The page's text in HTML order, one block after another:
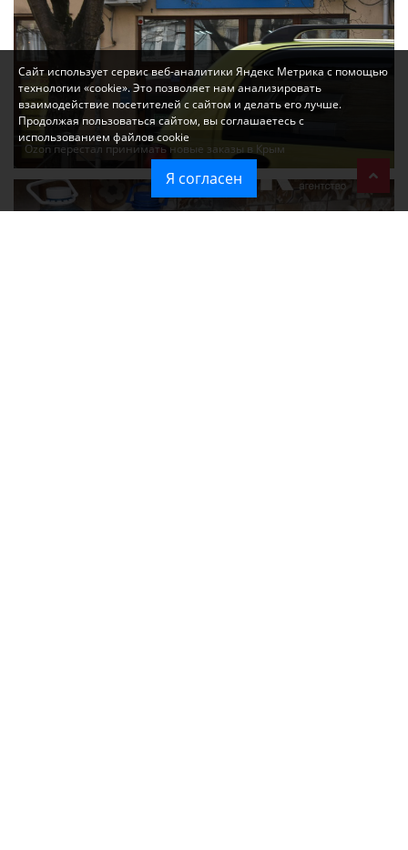
Ozon перестал принимать новые заказы в Крым
Сайт использует сервис веб-аналитики Яндекс Метрика с помощью
технологии «cookie». Это позволяет нам анализировать
взаимодействие посетителей с сайтом и делать его лучше.
Продолжая пользоваться сайтом, вы соглашаетесь с
использованием файлов cookie
Я согласен